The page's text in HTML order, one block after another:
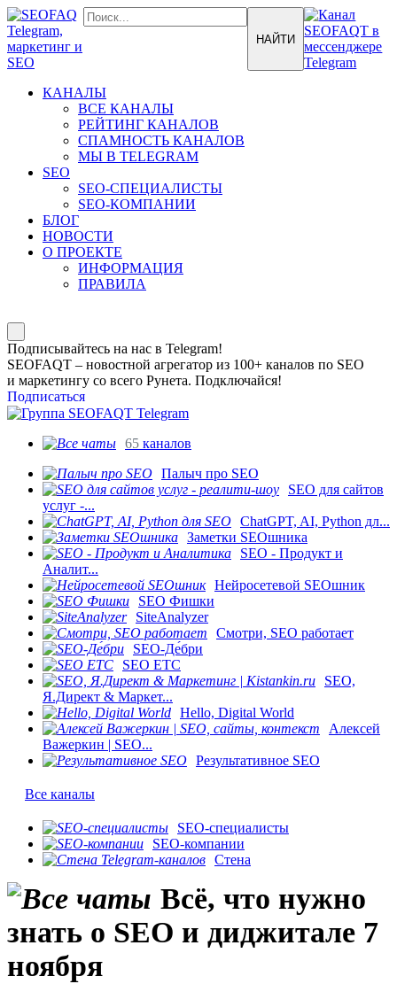
КАНАЛЫ
ВСЕ КАНАЛЫ
РЕЙТИНГ КАНАЛОВ
СПАМНОСТЬ КАНАЛОВ
МЫ В TELEGRAM
SEO
SEO-СПЕЦИАЛИСТЫ
SEO-КОМПАНИИ
БЛОГ
НОВОСТИ
О ПРОЕКТЕ
ИНФОРМАЦИЯ
ПРАВИЛА
Подписывайтесь на нас в Telegram!
SEOFAQT – новостной агрегатор из 100+ каналов по SEO
и маркетингу со всего Рунета. Подключайся!
Подписаться
65 каналов
Палыч про SEO
SEO для сайтов
услуг -...
ChatGPT, AI, Python дл...
Заметки SEOшника
SEO - Продукт и
Аналит...
Нейросетевой SEOшник
SEO Фишки
SiteAnalyzer
Смотри, SEO работает
SEO-Де́бри
SEO ETC
SEO,
Я.Директ & Маркет...
Hello, Digital World
Алексей
Важеркин | SEO...
Результативное SEO
Все каналы
SEO-специалисты
SEO-компании
Стена
Всё, что нужно
знать о SEO и диджитале 7
ноября